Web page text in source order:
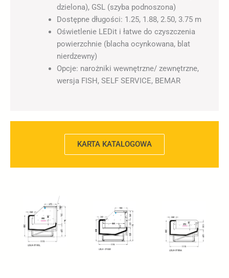
dzielona), GSL (szyba podnoszona)
Dostępne długości: 1.25, 1.88, 2.50, 3.75 m
Oświetlenie LEDit i łatwe do czyszczenia
powierzchnie (blacha ocynkowana, blat
nierdzewny)
Opcje: narożniki wewnętrzne/ zewnętrzne,
wersja FISH, SELF SERVICE, BEMAR
KARTA KATALOGOWA